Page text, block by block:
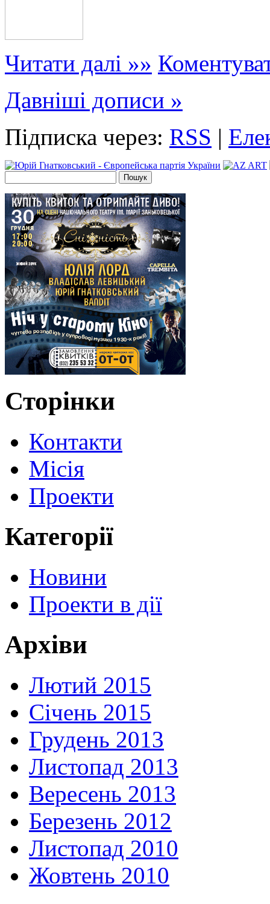
Читати далі »»
Давніші дописи »
Підписка через: RSS |
Пошук
Сторінки
Контакти
Місія
Проекти
Категорії
Новини
Проекти в дії
Архіви
Лютий 2015
Січень 2015
Грудень 2013
Листопад 2013
Вересень 2013
Березень 2012
Листопад 2010
Жовтень 2010